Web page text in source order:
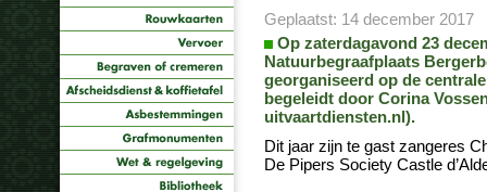
Geplaatst: 14 december 2017
Op zaterdagavond 23
Natuurbegraafplaats
georganiseerd op de
begeleidt door Corina
uitvaartdiensten.nl).
Dit jaar zijn te gast zangeres
De Pipers Society Castle